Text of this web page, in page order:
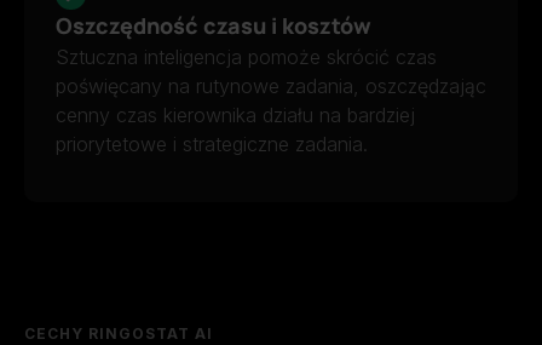
Oszczędność czasu i kosztów
Sztuczna inteligencja pomoże skrócić czas
poświęcany na rutynowe zadania, oszczędzając
cenny czas kierownika działu na bardziej
priorytetowe i strategiczne zadania.
CECHY RINGOSTAT AI